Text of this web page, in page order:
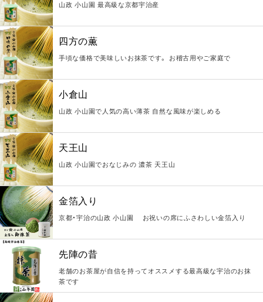
山政 小山園 最高級な京都宇治産
四方の薫
手頃な価格で美味しいお抹茶です。 お稽古用やご家庭で
小倉山
山政 小山園で人気の高い薄茶 自然な風味が楽しめる
天王山
山政 小山園でおなじみの 濃茶 天王山
金箔入り
京都・宇治の山政 小山園 お祝いの席にふさわしい金箔入り
先陣の昔
老舗のお茶屋が自信を持ってオススメする最高級な宇治のお抹
茶です